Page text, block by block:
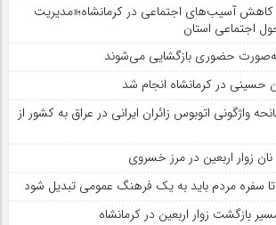
کاهش آسیب‌های اجتماعی در کرمانشاه؛«مدیریت
اجتماعی استان
حضوری بازگشایی می‌شوند
حسینی در کرمانشاه انجام شد
سانحه واژگونی اتوبوس زائران ایرانی در عراق به کشور از
زوار اربعین در مرز خسروی
تا سفره مردم باید به یک فرهنگ عمومی تبدیل شود
بازگشت زوار اربعین در کرمانشاه